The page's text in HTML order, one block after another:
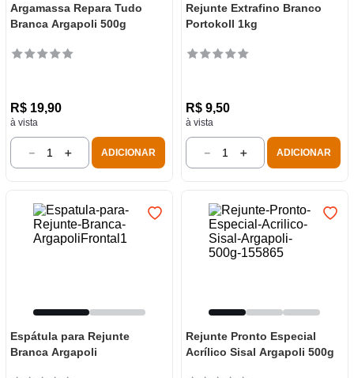
Argamassa Repara Tudo
Branca Argapoli 500g
R$ 19,90
à vista
＋
－ ADICIONAR
Rejunte Extrafino Branco
Portokoll 1kg
R$ 9,50
à vista
＋
－ ADICIONAR
Espátula para Rejunte
Branca Argapoli
Rejunte Pronto Especial
Acrílico Sisal Argapoli 500g